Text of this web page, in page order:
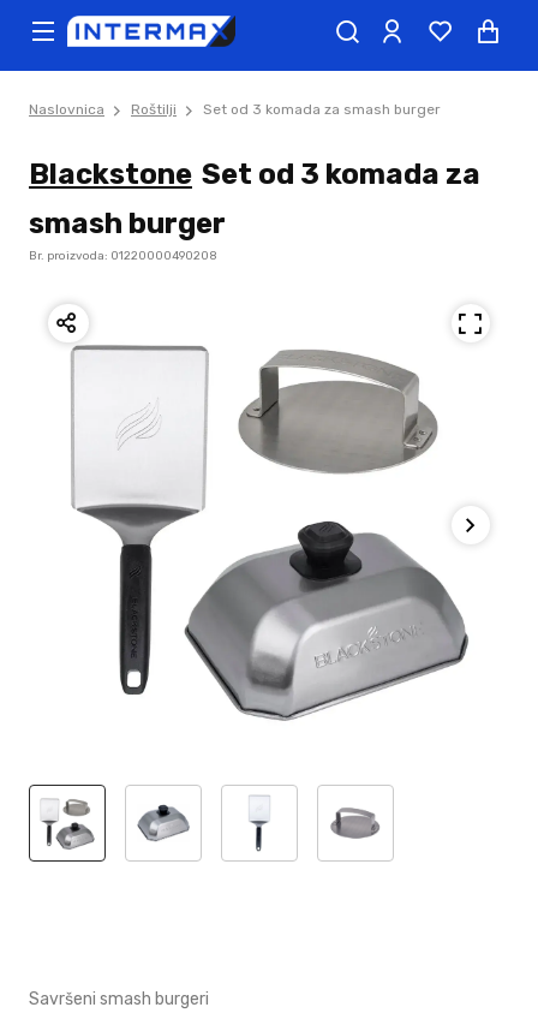
Naslovnica Roštilji Set od 3 komada za smash burger
Blackstone Set od 3 komada za
smash burger
Br. proizvoda: 01220000490208
Savršeni smash burgeri